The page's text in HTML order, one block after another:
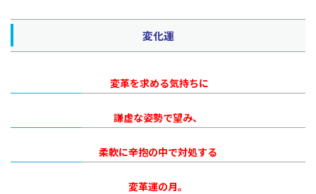
変化運
変革を求める気持ちに
謙虚な姿勢で望み、
柔軟に辛抱の中で対処する
変革運の月。